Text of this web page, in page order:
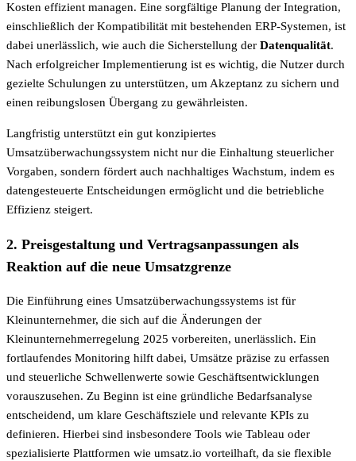
Kosten effizient managen. Eine sorgfältige Planung der Integration,
einschließlich der Kompatibilität mit bestehenden ERP-Systemen, ist
dabei unerlässlich, wie auch die Sicherstellung der Datenqualität.
Nach erfolgreicher Implementierung ist es wichtig, die Nutzer durch
gezielte Schulungen zu unterstützen, um Akzeptanz zu sichern und
einen reibungslosen Übergang zu gewährleisten.
Langfristig unterstützt ein gut konzipiertes
Umsatzüberwachungssystem nicht nur die Einhaltung steuerlicher
Vorgaben, sondern fördert auch nachhaltiges Wachstum, indem es
datengesteuerte Entscheidungen ermöglicht und die betriebliche
Effizienz steigert.
2. Preisgestaltung und Vertragsanpassungen als
Reaktion auf die neue Umsatzgrenze
Die Einführung eines Umsatzüberwachungssystems ist für
Kleinunternehmer, die sich auf die Änderungen der
Kleinunternehmerregelung 2025 vorbereiten, unerlässlich. Ein
fortlaufendes Monitoring hilft dabei, Umsätze präzise zu erfassen
und steuerliche Schwellenwerte sowie Geschäftsentwicklungen
vorauszusehen. Zu Beginn ist eine gründliche Bedarfsanalyse
entscheidend, um klare Geschäftsziele und relevante KPIs zu
definieren. Hierbei sind insbesondere Tools wie Tableau oder
spezialisierte Plattformen wie umsatz.io vorteilhaft, da sie flexible